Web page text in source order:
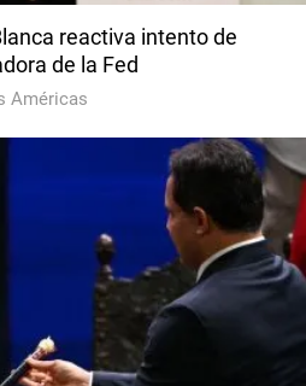
reactiva intento de
de la Fed
Américas